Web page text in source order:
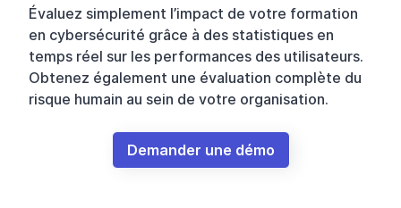
Évaluez simplement l’impact de votre formation
en cybersécurité grâce à des statistiques en
temps réel sur les performances des utilisateurs.
Obtenez également une évaluation complète du
risque humain au sein de votre organisation.
Demander une démo